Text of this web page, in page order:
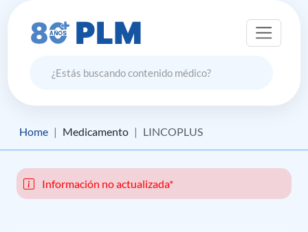
Home Medicamento LINCOPLUS
Información no actualizada*